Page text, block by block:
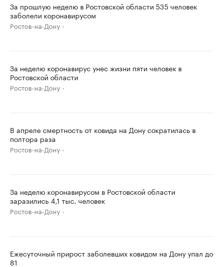
За прошлую неделю в Ростовской области 535 человек
заболели коронавирусом
Ростов-на-Дону
За неделю коронавирус унес жизни пяти человек в
Ростовской области
Ростов-на-Дону
В апреле смертность от ковида на Дону сократилась в
полтора раза
Ростов-на-Дону
За неделю коронавирусом в Ростовской области
заразились 4,1 тыс. человек
Ростов-на-Дону
Ежесуточный прирост заболевших ковидом на Дону упал до
81